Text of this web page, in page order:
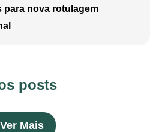
para nova rotulagem
posts
Ver Mais